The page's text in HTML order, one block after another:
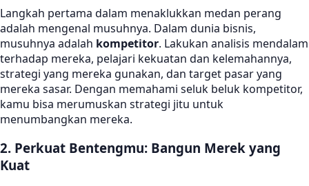
Langkah pertama dalam menaklukkan medan perang
adalah mengenal musuhnya. Dalam dunia bisnis,
musuhnya adalah kompetitor. Lakukan analisis mendalam
terhadap mereka, pelajari kekuatan dan kelemahannya,
strategi yang mereka gunakan, dan target pasar yang
mereka sasar. Dengan memahami seluk beluk kompetitor,
kamu bisa merumuskan strategi jitu untuk
menumbangkan mereka.
2. Perkuat Bentengmu: Bangun Merek yang
Kuat